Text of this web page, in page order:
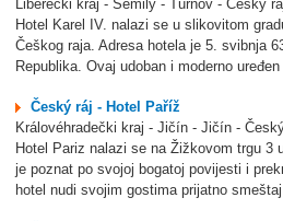
Liberečki kraj - Semily - Turnov - Český
Hotel Karel IV. nalazi se u slikovitom
Češkog raja. Adresa hotela je 5. svibnja
Republika. Ovaj udoban i moderno
Český ráj - Hotel Paříž
Královéhradečki kraj - Jičín - Jičín -
Hotel Pariz nalazi se na Žižkovom trgu 3
je poznat po svojoj bogatoj povijesti i
hotel nudi svojim gostima prijatno